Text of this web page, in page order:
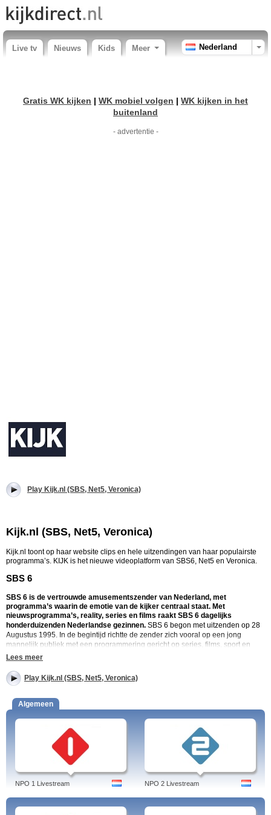
Live tv Nieuws Kids Meer Nederland
Gratis WK kijken | WK mobiel volgen | WK kijken in het
buitenland
- advertentie -
Play Kijk.nl (SBS, Net5, Veronica)
Kijk.nl (SBS, Net5, Veronica)
Kijk.nl toont op haar website clips en hele uitzendingen van haar populairste
programma’s. KIJK is het nieuwe videoplatform van SBS6, Net5 en Veronica.
SBS 6
SBS 6 is de vertrouwde amusementszender van Nederland, met
programma’s waarin de emotie van de kijker centraal staat. Met
nieuwsprogramma’s, reality, series en films raakt SBS 6 dagelijks
honderduizenden Nederlandse gezinnen. SBS 6 begon met uitzenden op 28
Augustus 1995. In de begintijd richtte de zender zich vooral op een jong
mannelijk publiek met een programmering gericht op series, films, sport en
seks. Je kon op SBS 6 genieten van brutale realityprogramma’s, maar ook van
langzaam van jong, mannelijk en brutaal naar een amusementszender voor
een bredere doelgroep. SBS 6 vormt samen met de zenders Net 5 en Veronica
het bezit van het Finse mediaconcern Sanoma. Ook Talpa kreeg 33% van het
mediabedrijf in handen.
- De populairste tv-programma's
Hart van Nederland- Hart van Nederland is een dagelijks nieuwsprogramma
dat zich richt op regionaal en lokaal nieuws uit heel Nederland. Kijk live naar
Hart van Nederland op de SBS6 livestream en blijf op de hoogte van de
belangrijkste gebeurtenissen in jouw omgeving.
Shownieuws- Shownieuws is een dagelijks entertainmentprogramma dat de
laatste nieuwtjes en roddels uit de wereld van showbizz en televisie brengt.
Lees meer
Play Kijk.nl (SBS, Net5, Veronica)
Algemeen
NPO 1 Livestream NPO 2 Livestream